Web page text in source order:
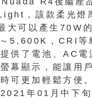
，該款柔光燈
大可以產生70W
5,600K，CRI等
供了電池、AC電
幕顯示，能讓用
可更加輕鬆方便
年01月中下